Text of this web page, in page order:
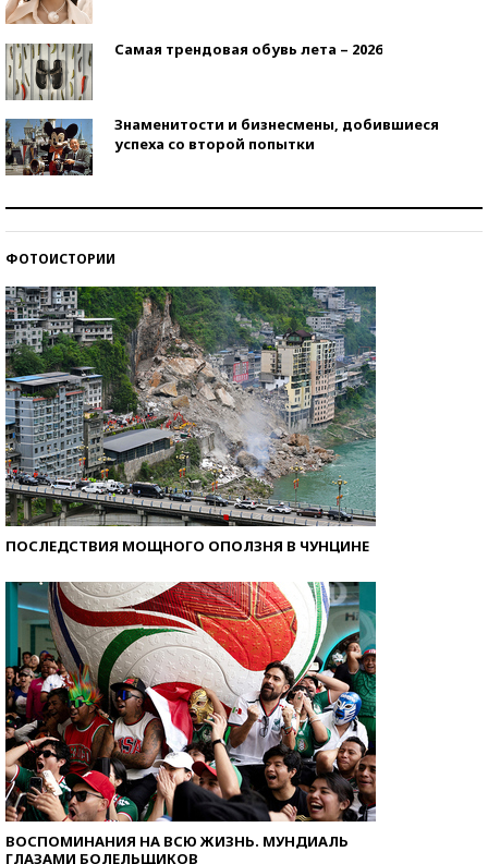
Самая трендовая обувь лета – 2026
Знаменитости и бизнесмены, добившиеся
успеха со второй попытки
ФОТОИСТОРИИ
ПОСЛЕДСТВИЯ МОЩНОГО ОПОЛЗНЯ В ЧУНЦИНЕ
ВОСПОМИНАНИЯ НА ВСЮ ЖИЗНЬ. МУНДИАЛЬ
ГЛАЗАМИ БОЛЕЛЬЩИКОВ